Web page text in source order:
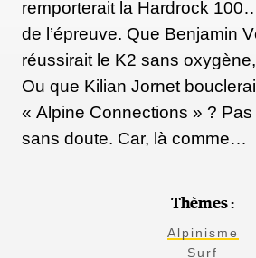
l'Angleterre en fin d'année
de lancer de nouveaux pays en fin
l'Espagne et le Portugal pour
aussi ce que l'on pourrait faire du
pour un peu plus tard...
C'est vrai que l'on a envie d'aller
appelle un "social commerce",
remporterait la Hardrock
de l’épreuve. Que Benjamin
réussirait le K2 sans
Ou que Kilian Jornet
« Alpine Connections » ?
sans doute. Car, là comme…
Thèmes :
Alpinisme
Surf